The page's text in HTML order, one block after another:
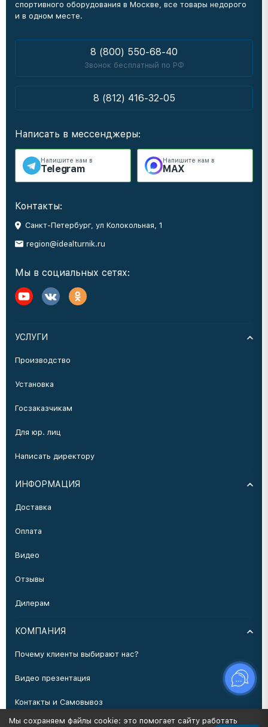
спортивного оборудования в Москве, все товары недорого
и в одном месте.
8 (800) 550-68-40
Звонок бесплатный по РФ
8 (812) 416-32-05
Написать в мессенджеры:
Напишите нам в
Telegram
Напишите нам в
MAX
Контакты:
Санкт-Петербург, ул Колокольная, 1
region@idealturnik.ru
Мы в социальных сетях:
УСЛУГИ
Производство
Установка
Госзаказчикам
Для юр. лиц
Написать директору
ИНФОРМАЦИЯ
Доставка
Оплата
Видео
Отзывы
Дилерам
КОМПАНИЯ
Почему клиенты выбирают нас?
Видео презентация
Контакты и Самовывоз
Мы сохраняем файлы cookie: это помогает сайту работать